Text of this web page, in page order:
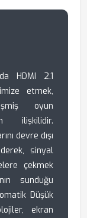
HDMI 2.1
etmek,
oyun
ilişkilidir.
devre dışı
sinyal
çekmek
sunduğu
Düşük
ekran